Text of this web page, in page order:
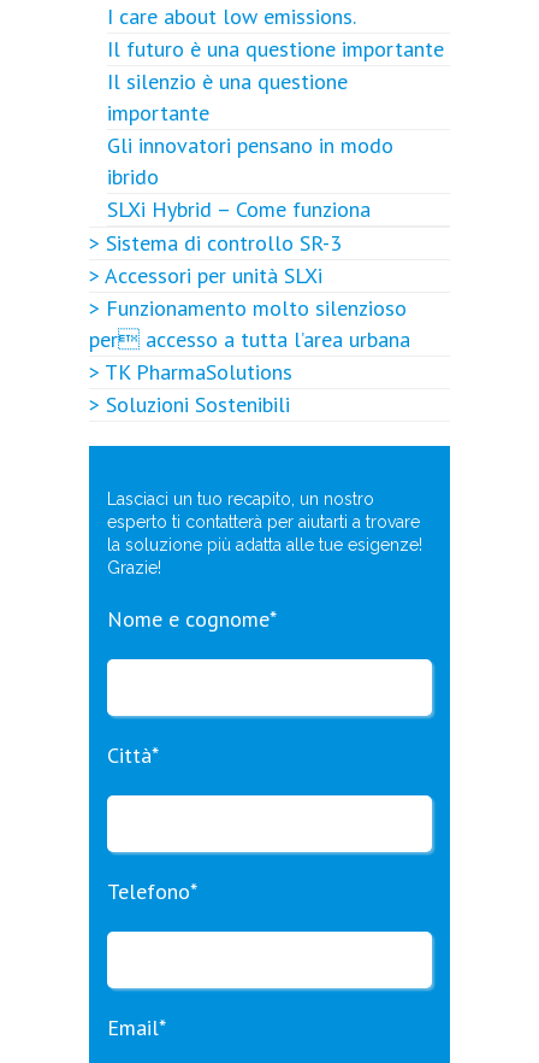
I care about low emissions.
Il futuro è una questione importante
Il silenzio è una questione
importante
Gli innovatori pensano in modo
ibrido
SLXi Hybrid – Come funziona
> Sistema di controllo SR-3
> Accessori per unità SLXi
> Funzionamento molto silenzioso
per accesso a tutta l’area urbana
> TK PharmaSolutions
> Soluzioni Sostenibili
Lasciaci un tuo recapito, un nostro
esperto ti contatterà per aiutarti a trovare
la soluzione più adatta alle tue esigenze!
Grazie!
Nome e cognome*
Città*
Telefono*
Email*